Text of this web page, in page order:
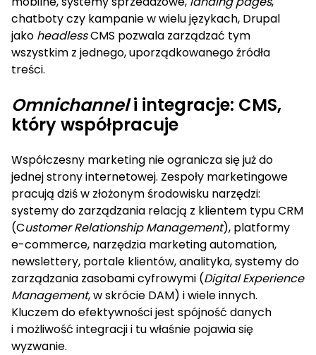
chatboty czy kampanie w wielu językach, Drupal
jako headlessCMS pozwala zarządzać tym
wszystkim z jednego, uporządkowanego źródła
treści.
Omnichanneli integracje: CMS,
który współpracuje
Współczesny marketing nie ogranicza się już do
jednej strony internetowej. Zespoły marketingowe
pracują dziś w złożonym środowisku narzędzi:
systemy do zarządzania relacją z klientem typu CRM
(Customer Relationship Management), platformy
e-commerce, narzędzia marketing automation,
newslettery, portale klientów, analityka, systemy do
zarządzania zasobami cyfrowymi (Digital Experience
Management, w skrócie DAM) i wiele innych.
Kluczem do efektywności jest spójność danych
i możliwość integracji i tu właśnie pojawia się
wyzwanie.